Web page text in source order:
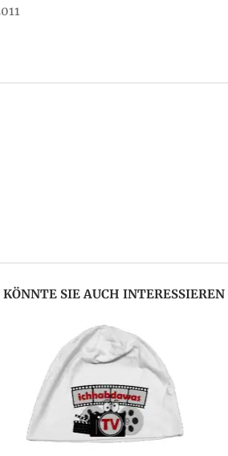
KÖNNTE SIE AUCH INTERESSIEREN